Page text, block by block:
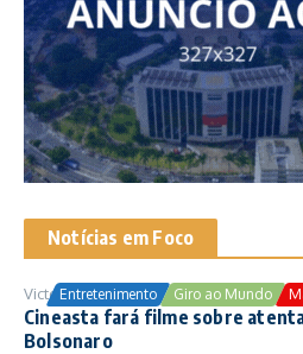
Notícias em Foco
Entretenimento Giro ao Mundo
Victor Samuel 24/10/2025
Cineasta fará filme sobre
Bolsonaro